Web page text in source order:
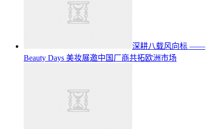
深耕八载风向标 ——
Beauty Days 美妆展邀中国厂商共拓欧洲市场